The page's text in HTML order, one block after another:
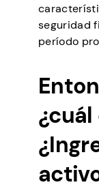
seguridad
período
¿cuál